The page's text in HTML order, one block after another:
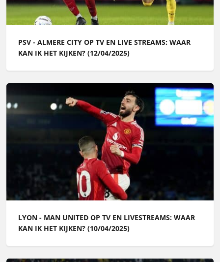
PSV - ALMERE CITY OP TV EN LIVE STREAMS: WAAR
KAN IK HET KIJKEN? (12/04/2025)
LYON - MAN UNITED OP TV EN LIVESTREAMS: WAAR
KAN IK HET KIJKEN? (10/04/2025)